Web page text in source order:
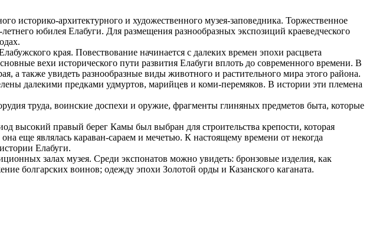
историко-архитектурного и художественного музея-заповедника. Торжественное
юбилея Елабуги. Для размещения разнообразных экспозиций краеведческого
края. Повествование начинается с далеких времен эпохи расцвета
вехи исторического пути развития Елабуги вплоть до современного времени. В
а также увидеть разнообразные виды животного и растительного мира этого района.
далекими предками удмуртов, марийцев и коми-перемяков. В истории эти племена
труда, воинские доспехи и оружие, фрагменты глиняных предметов быта, которые
высокий правый берег Камы был выбран для строительства крепости, которая
еще являлась караван-сараем и мечетью. К настоящему времени от некогда
Елабуги.
залах музея. Среди экспонатов можно увидеть: бронзовые изделия, как
болгарских воинов; одежду эпохи Золотой орды и Казанского каганата.